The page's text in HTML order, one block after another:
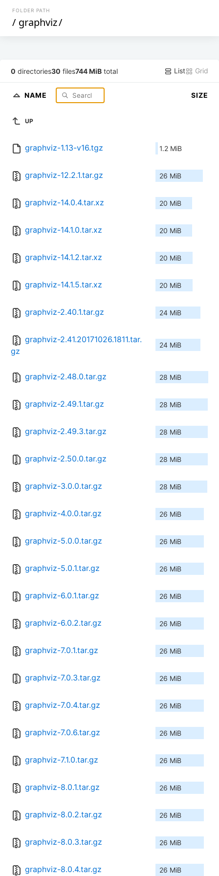
FOLDER PATH
/ graphviz/
0 directories30 files744 MiB total List Grid
NAME SIZE
UP
graphviz-1.13-v16.tgz 1.2 MiB
graphviz-12.2.1.tar.gz 26 MiB
graphviz-14.0.4.tar.xz 20 MiB
graphviz-14.1.0.tar.xz 20 MiB
graphviz-14.1.2.tar.xz 20 MiB
graphviz-14.1.5.tar.xz 20 MiB
graphviz-2.40.1.tar.gz 24 MiB
graphviz-2.41.20171026.1811.tar.
gz
24 MiB
graphviz-2.48.0.tar.gz 28 MiB
graphviz-2.49.1.tar.gz 28 MiB
graphviz-2.49.3.tar.gz 28 MiB
graphviz-2.50.0.tar.gz 28 MiB
graphviz-3.0.0.tar.gz 28 MiB
graphviz-4.0.0.tar.gz 26 MiB
graphviz-5.0.0.tar.gz 26 MiB
graphviz-5.0.1.tar.gz 26 MiB
graphviz-6.0.1.tar.gz 26 MiB
graphviz-6.0.2.tar.gz 26 MiB
graphviz-7.0.1.tar.gz 26 MiB
graphviz-7.0.3.tar.gz 26 MiB
graphviz-7.0.4.tar.gz 26 MiB
graphviz-7.0.6.tar.gz 26 MiB
graphviz-7.1.0.tar.gz 26 MiB
graphviz-8.0.1.tar.gz 26 MiB
graphviz-8.0.2.tar.gz 26 MiB
graphviz-8.0.3.tar.gz 26 MiB
graphviz-8.0.4.tar.gz 26 MiB